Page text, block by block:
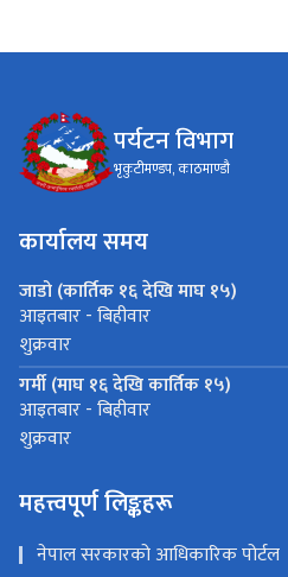
पर्यटन विभाग
भृकुटीमण्डप, काठमाण्डौ
कार्यालय समय
जाडो (कार्तिक १६ देखि माघ १५)
आइतबार - बिहीवार
शुक्रवार
गर्मी (माघ १६ देखि कार्तिक १५)
आइतबार - बिहीवार
शुक्रवार
महत्त्वपूर्ण लिङ्कहरू
नेपाल सरकारको आधिकारिक पोर्टल